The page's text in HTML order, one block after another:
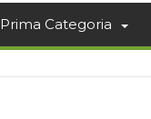
Prima Categoria